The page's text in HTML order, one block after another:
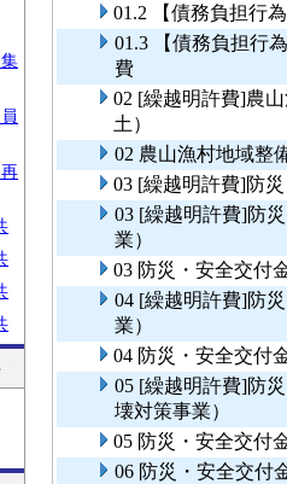
01.2 【債務負担行
01.3 【債務負担行
費
02 [繰越明許費]農
土）
02 農山漁村地域整
03 [繰越明許費]防
03 [繰越明許費]防
業）
03 防災・安全交付
04 [繰越明許費]防
業）
04 防災・安全交付
05 [繰越明許費]防
壊対策事業）
05 防災・安全交付
06 防災・安全交付